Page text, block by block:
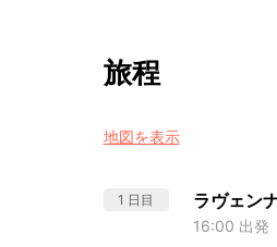
旅程
地図を表示
1 日目 ラヴェン
16:00 出発